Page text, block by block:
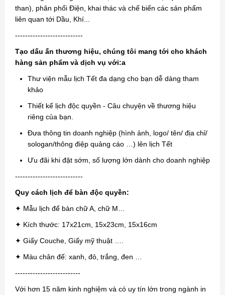
than), phân phối Điện, khai thác và chế biến các sản phẩm
liên quan tới Dầu, Khí...
---------------------------
Tạo dấu ấn thương hiệu, chúng tôi mang tới cho khách
hàng sản phẩm và dịch vụ với:a
Thư viện mẫu lịch Tết đa dạng cho bạn dễ dàng tham
khảo
Thiết kế lịch độc quyền - Câu chuyện về thương hiệu
riêng của bạn.
Đưa thông tin doanh nghiệp (hình ảnh, logo/ tên/ địa chỉ/
sologan/thông điệp quảng cáo …) lên lịch Tết
Ưu đãi khi đặt sớm, số lượng lớn dành cho doanh nghiệp
---------------------------
Quy cách lịch để bàn độc quyền:
✦ Mẫu lịch để bàn chữ A, chữ M…
✦ Kích thước: 17x21cm, 15x23cm, 15x16cm
✦ Giấy Couche, Giấy mỹ thuật ….
✦ Màu chân đế: xanh, đỏ, trắng, đen …
--------------------------
Với hơn 15 năm kinh nghiệm và có uy tín lớn trong ngành in